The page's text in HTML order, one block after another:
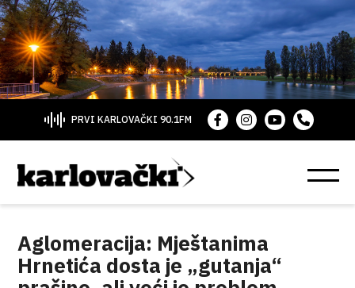
PRVI KARLOVAČKI 90.1FM
Aglomeracija: Mještanima
Hrnetića dosta je „gutanja“